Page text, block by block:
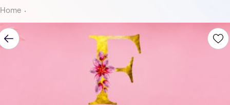
Home